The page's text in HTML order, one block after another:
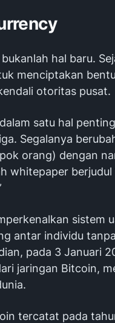
hal baru.
menciptakan
otoritas pusat.
satu hal
Segalanya
orang) dengan
whitepaper berjudul
sistem
antar individu
pada 3 Januari
jaringan Bitcoin,
tercatat pada